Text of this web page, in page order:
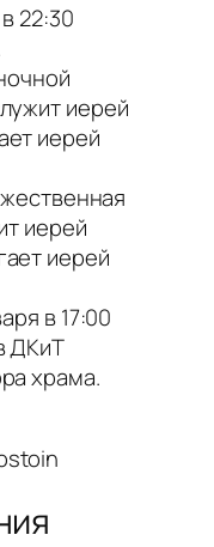
22:30
иерей
иерей
иерей
иерей
в 17:00
ДКиТ
храма.